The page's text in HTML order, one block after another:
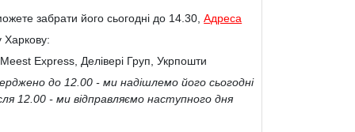
забрати його сьогодні до 14.30, Адреса
Харкову:
Express, Делівері Груп, Укрпошти
до 12.00 - ми надішлемо його сьогодні
12.00 - ми відправляємо наступного дня